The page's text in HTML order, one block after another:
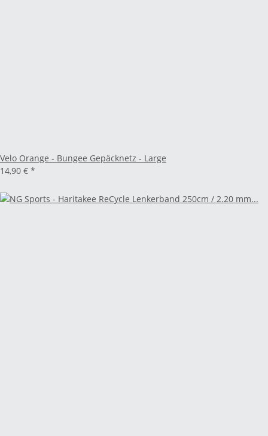
Velo Orange - Bungee Gepäcknetz - Large
14,90 € *